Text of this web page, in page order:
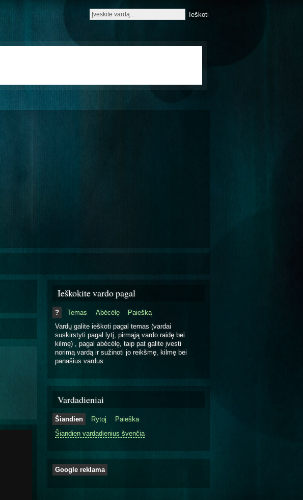
Ieškokite vardo pagal
? Temas Abėcėlę
Paiešką
Vardų galite ieškoti pagal temas (vardai
suskirstyti pagal lytį, pirmąją vardo raidę bei
kilmę) , pagal abėcėlę, taip pat galite įvesti
norimą vardą ir sužinoti jo reikšmę, kilmę bei
panašius vardus.
Vardadieniai
Šiandien Rytoj
Paieška
Šiandien vardadienius švenčia
Google reklama